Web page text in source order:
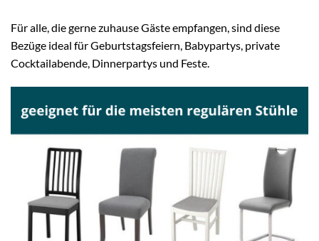
Für alle, die gerne zuhause Gäste empfangen, sind diese
Bezüge ideal für Geburtstagsfeiern, Babypartys, private
Cocktailabende, Dinnerpartys und Feste.